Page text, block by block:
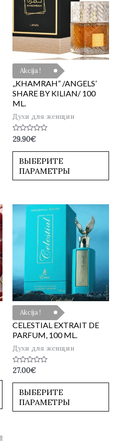
Akcija !
,,KHAMRAH” /ANGELS’
SHARE BY KILIAN/ 100
ML.
Духи для женщин
Оценка
0
из
29.90€
ВЫБЕРИТЕ
ПАРАМЕТРЫ
Akcija !
CELESTIAL EXTRAIT DE
PARFUM, 100 ML.
Духи для женщин
Оценка
из
27.00€
ВЫБЕРИТЕ
ПАРАМЕТРЫ